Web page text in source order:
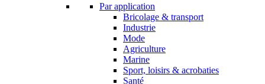
Par application
Bricolage & transport
Industrie
Mode
Agriculture
Marine
Sport, loisirs & acrobaties
Santé